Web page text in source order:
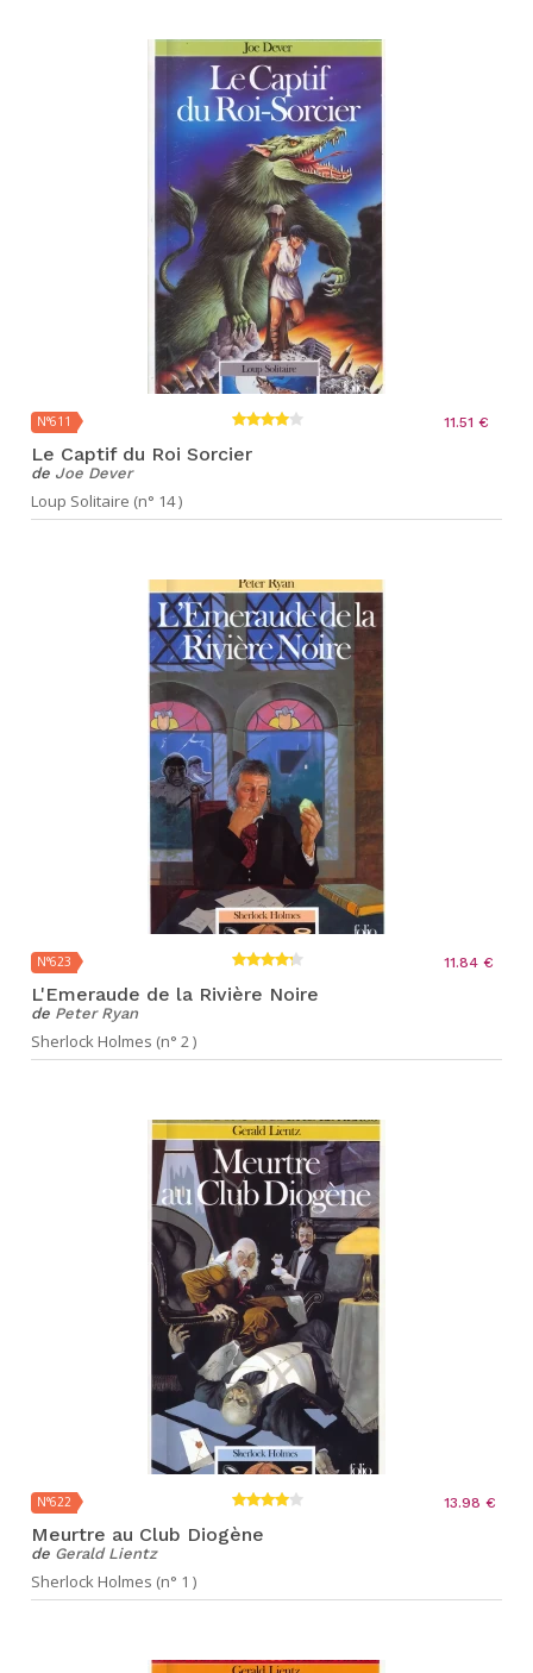
N°611 11.51 €
Le Captif du Roi Sorcier
de Joe Dever
Loup Solitaire (n° 14 )
N°623 11.84 €
L'Emeraude de la Rivière Noire
de Peter Ryan
Sherlock Holmes (n° 2 )
N°622 13.98 €
Meurtre au Club Diogène
de Gerald Lientz
Sherlock Holmes (n° 1 )